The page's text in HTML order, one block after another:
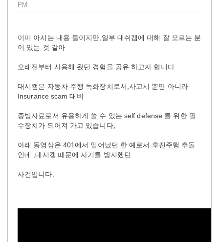
PM
이미 아시는 내용 들이지만,일부 대쉬캠에 대해 잘 모르는 분
이 있는 것 같아
오래전부터 사용해 왔던 경험을 공유 하고자 합니다.
대시캠은 자동차 주행 녹화장치로서,사고시 뿐만 아니라
Insurance scam 대비
증빙자료로서 유용하게 쓸 수 있는 self defense 를 위한 필
수장치가 되어져 가고 있습니다,
아래 동영상은 401에서 일어났던 한 예로서 후진주행 추돌
인데 ,대시캠 때문에 사기를 방지했던
사건입니다.